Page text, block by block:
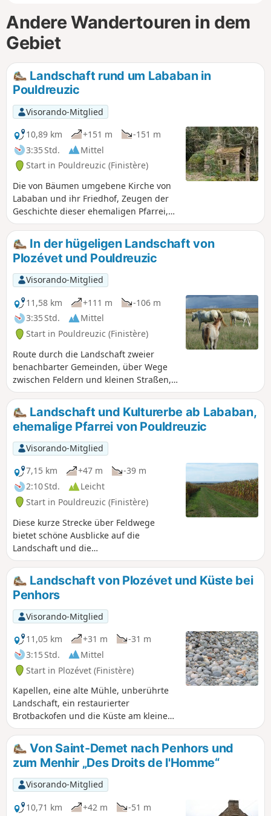
Andere Wandertouren in dem
Gebiet
Landschaft rund um Lababan in
Pouldreuzic
Visorando-Mitglied
10,89 km
+151 m
-151 m
3:35 Std.
Mittel
Start in Pouldreuzic (Finistère)
Die von Bäumen umgebene Kirche von
Lababan und ihr Friedhof, Zeugen der
Geschichte dieser ehemaligen Pfarrei,
die heute zu Poudreuzic gehört, ein in
einem Wald versteckter Brunnen, ein
Teil der alten Eisenbahnstrecke des
„Train Carottes“, wilde Täler und der
restaurierte Brotbackofen in der Nähe
der Moulin de Crémenec – das erwartet
Sie auf dieser Wanderung in der
ruhigen Landschaft.
In der hügeligen Landschaft von
Plozévet und Pouldreuzic
Visorando-Mitglied
11,58 km
+111 m
-106 m
3:35 Std.
Mittel
Start in Pouldreuzic (Finistère)
Route durch die Landschaft zweier
benachbarter Gemeinden, über Wege
zwischen Feldern und kleinen Straßen,
die regelmäßig einen Blick auf das Meer
bieten.Schönes religiöses Kulturerbe
entlang der Strecke: Kapellen und
Kalvarienberge.
Landschaft und Kulturerbe ab Lababan,
ehemalige Pfarrei von Pouldreuzic
Visorando-Mitglied
7,15 km
+47 m
-39 m
2:10 Std.
Leicht
Start in Pouldreuzic (Finistère)
Diese kurze Strecke über Feldwege
bietet schöne Ausblicke auf die
Landschaft und die
Küstenregion.Mehrere kulturelle
Sehenswürdigkeiten entlang der
Strecke: Kalvarienberge und Kapellen.
Landschaft von Plozévet und Küste bei
Penhors
Visorando-Mitglied
11,05 km
+31 m
-31 m
3:15 Std.
Mittel
Start in Plozévet (Finistère)
Kapellen, eine alte Mühle, unberührte
Landschaft, ein restaurierter
Brotbackofen und die Küste am kleinen
Hafen von Penhors mit seinem
Kieselstrand. Rückweg über Wege
zwischen den Feldern.
Von Saint-Demet nach Penhors und
zum Menhir „Des Droits de l'Homme“
Visorando-Mitglied
10,71 km
+42 m
-51 m